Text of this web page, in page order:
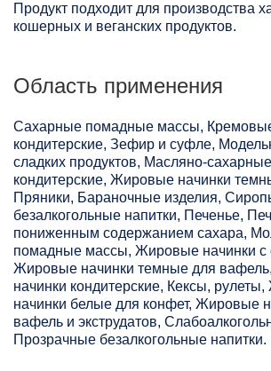
Продукт подходит для производства
кошерных и веганских продуктов.
Область применения
Сахарные помадные массы,
кондитерские, Зефир и суфле,
сладких продуктов, Масляно-
кондитерские, Жировые начинки
Пряники, Бараночные изделия,
безалкогольные напитки, Печенье,
пониженным содержанием сахара,
помадные массы, Жировые начинки с
Жировые начинки темные для
начинки кондитерские, Кексы,
начинки белые для конфет, Жировые
вафель и экструдатов,
Прозрачные безалкогольные напитки.